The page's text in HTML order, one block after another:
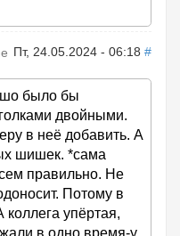
Пт, 24.05.2024 - 06:18 #
было бы
двойными.
в неё добавить. А
шишек. *сама
правильно. Не
Потому в
упёртая,
в одно время-у